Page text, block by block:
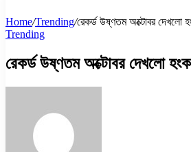
Home/Trending/রেকর্ড উষ্ণতম অক্টোবর দেখলো
Trending
রেকর্ড উষ্ণতম অক্টোবর দেখলো